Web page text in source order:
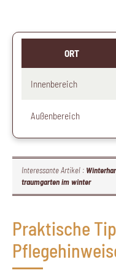
ORT
Innenbereich
Außenbereich
Interessante Artikel :
traumgarten im winter
Praktische